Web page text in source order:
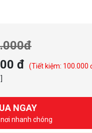
in/out x 1 (HD Audio)
đ
(Tiết kiệm: 100.000
NGAY
nhanh chóng